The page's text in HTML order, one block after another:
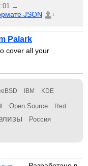
→
JSON 1
Palark
cover all your
IBM KDE
Open Source Red
Россия